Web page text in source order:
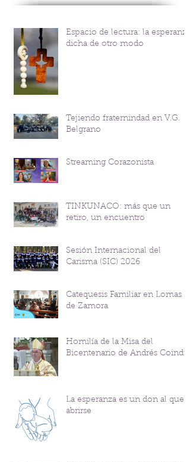
Espacio de lectura: la esperanza
dicha de otro modo
Tejiendo fraternindad en V.G.
Belgrano
Streaming Corazonista
TINKUNACO: más que un
retiro, un encuentro
Sesión Internacional del
Carisma (SIC) 2026
Catequesis Familiar en Lomas
de Zamora
Homilía de la Misa del
Bicentenario de Andrés Coindre
La esperanza es un don al que
abrirse